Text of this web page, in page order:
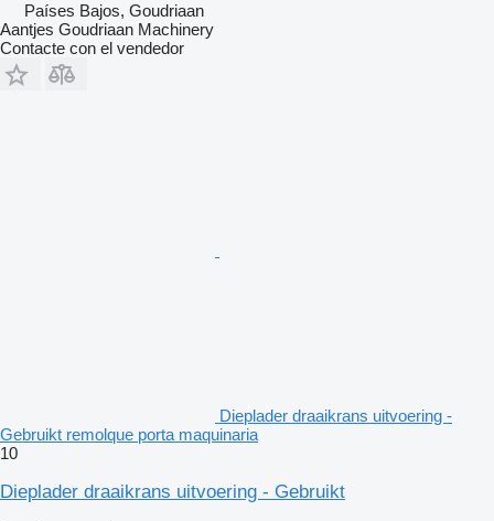
Países Bajos, Goudriaan
Aantjes Goudriaan Machinery
Contacte con el vendedor
Dieplader draaikrans uitvoering -
Gebruikt remolque porta maquinaria
10
Dieplader draaikrans uitvoering - Gebruikt